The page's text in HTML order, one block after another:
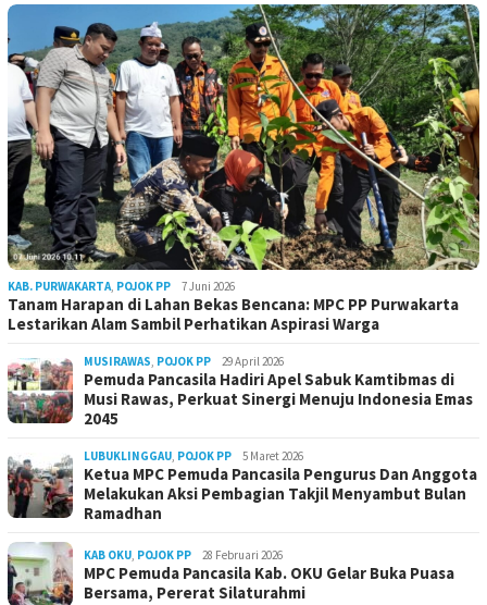
KAB. PURWAKARTA, POJOK PP 7 Juni 2026
Tanam Harapan di Lahan Bekas Bencana: MPC PP Purwakarta
Lestarikan Alam Sambil Perhatikan Aspirasi Warga
MUSIRAWAS, POJOK PP 29 April 2026
Pemuda Pancasila Hadiri Apel Sabuk Kamtibmas di
Musi Rawas, Perkuat Sinergi Menuju Indonesia Emas
2045
LUBUKLINGGAU, POJOK PP 5 Maret 2026
Ketua MPC Pemuda Pancasila Pengurus Dan Anggota
Melakukan Aksi Pembagian Takjil Menyambut Bulan
Ramadhan
KAB OKU, POJOK PP 28 Februari 2026
MPC Pemuda Pancasila Kab. OKU Gelar Buka Puasa
Bersama, Pererat Silaturahmi